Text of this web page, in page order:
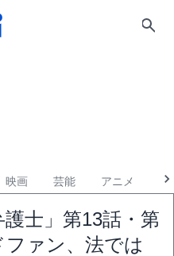
映画 芸能 アニメ
士」第13話・第
ファン、法では